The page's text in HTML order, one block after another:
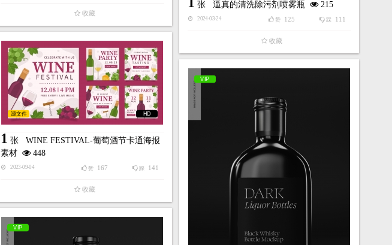
收藏
张 逼真的清洗除污剂喷雾瓶 215
2024-03-24 踩 111
赞 125
收藏
HD
源文件
1 张 WINE FESTIVAL-葡萄酒节卡通海报
素材
448
2023-09-04 踩 141
赞 167
收藏
VIP
VIP